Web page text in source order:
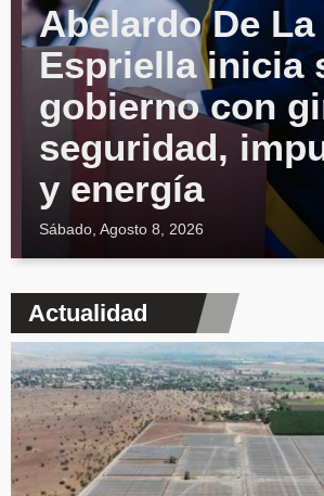
Abelardo De La
Espriella inicia
gobierno con
seguridad,
y energía
Sábado, Agosto 8, 2026
Actualidad